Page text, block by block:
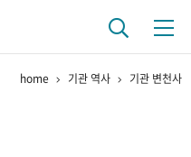
home 기관 역사 기관 변천사